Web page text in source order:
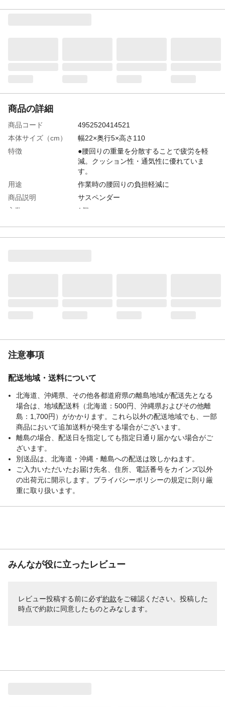
商品の詳細
商品コード
4952520414521
本体サイズ（cm）
幅22×奥行5×高さ110
特徴
●腰回りの重量を分散することで疲労を軽
減。クッション性・通気性に優れていま
す。
用途
作業時の腰回りの負担軽減に
商品説明
サスペンダー
入数
1個
注意事項
配送地域・送料について
北海道、沖縄県、その他各都道府県の離島地域が配送先となる
場合は、地域配送料（北海道：500円、沖縄県およびその他離
島：1,700円）がかかります。これら以外の配送地域でも、一部
商品において追加送料が発生する場合がございます。
離島の場合、配送日を指定しても指定日通り届かない場合がご
ざいます。
別送品は、北海道・沖縄・離島への配送は致しかねます。
ご入力いただいたお届け先名、住所、電話番号をカインズ以外
の出荷元に開示します。プライバシーポリシーの規定に則り厳
重に取り扱います。
みんなが役に立ったレビュー
レビュー投稿する前に必ず約款をご確認ください。投稿した
時点で約款に同意したものとみなします。